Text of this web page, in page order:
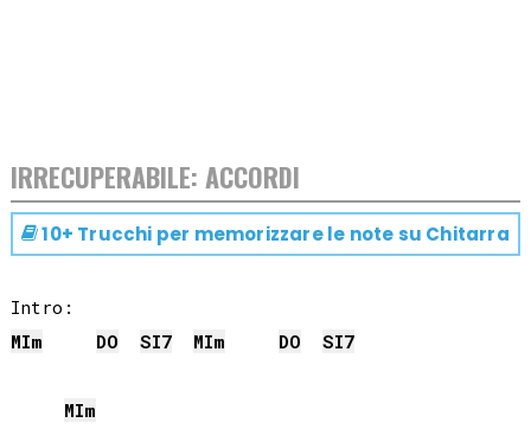
IRRECUPERABILE: ACCORDI
10+ Trucchi per memorizzare le note su Chitarra
MIm DO SI7 MIm DO SI7
MIm